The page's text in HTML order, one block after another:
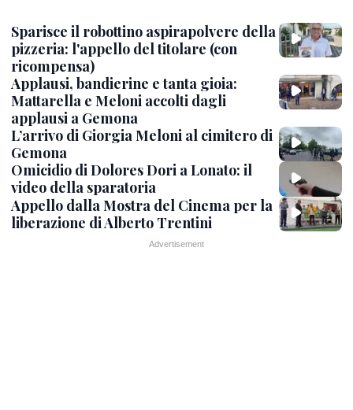
Sparisce il robottino aspirapolvere della
pizzeria: l'appello del titolare (con
ricompensa)
Applausi, bandierine e tanta gioia:
Mattarella e Meloni accolti dagli
applausi a Gemona
L’arrivo di Giorgia Meloni al cimitero di
Gemona
Omicidio di Dolores Dori a Lonato: il
video della sparatoria
Appello dalla Mostra del Cinema per la
liberazione di Alberto Trentini